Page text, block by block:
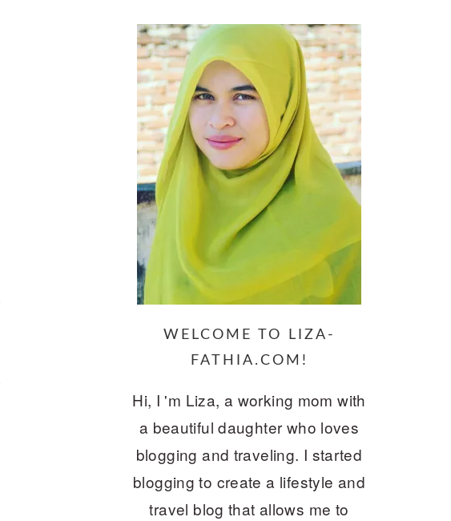
WELCOME TO LIZA-
FATHIA.COM!
Hi, I 'm Liza, a working mom with
a beautiful daughter who loves
blogging and traveling. I started
blogging to create a lifestyle and
travel blog that allows me to